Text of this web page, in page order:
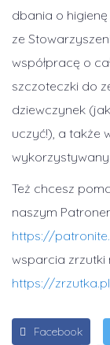
dbania o
ze
współpracę o
szczoteczki do
dziewczynek
uczyć!), a także
Też chcesz
naszym
https://
wsparcia
https://
Facebook